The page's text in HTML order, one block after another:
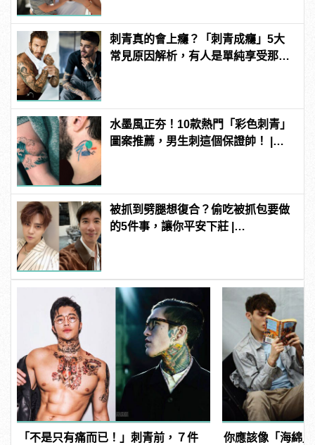
刺青真的會上癮？「刺青成癮」5大
常見原因解析，有人是單純享受那種
水墨風正夯！10款熱門「彩色刺青」
圖案推薦，男生刺這個保證帥！ |
被抓到劈腿想復合？偷吃被抓包要做
的5件事，讓你平安下莊 |
「不是只有痛而已！」刺青前，７件
你應該像「海綿